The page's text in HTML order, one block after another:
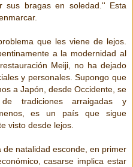
sus bragas en soledad.'' Esta
que les viene de lejos.
a la modernidad al
Meiji, no ha dejado
y personales. Supongo que
a Japón, desde Occidente, se
tradiciones arraigadas y
es un país que sigue
visto desde lejos.
natalidad esconde, en primer
casarse implica estar